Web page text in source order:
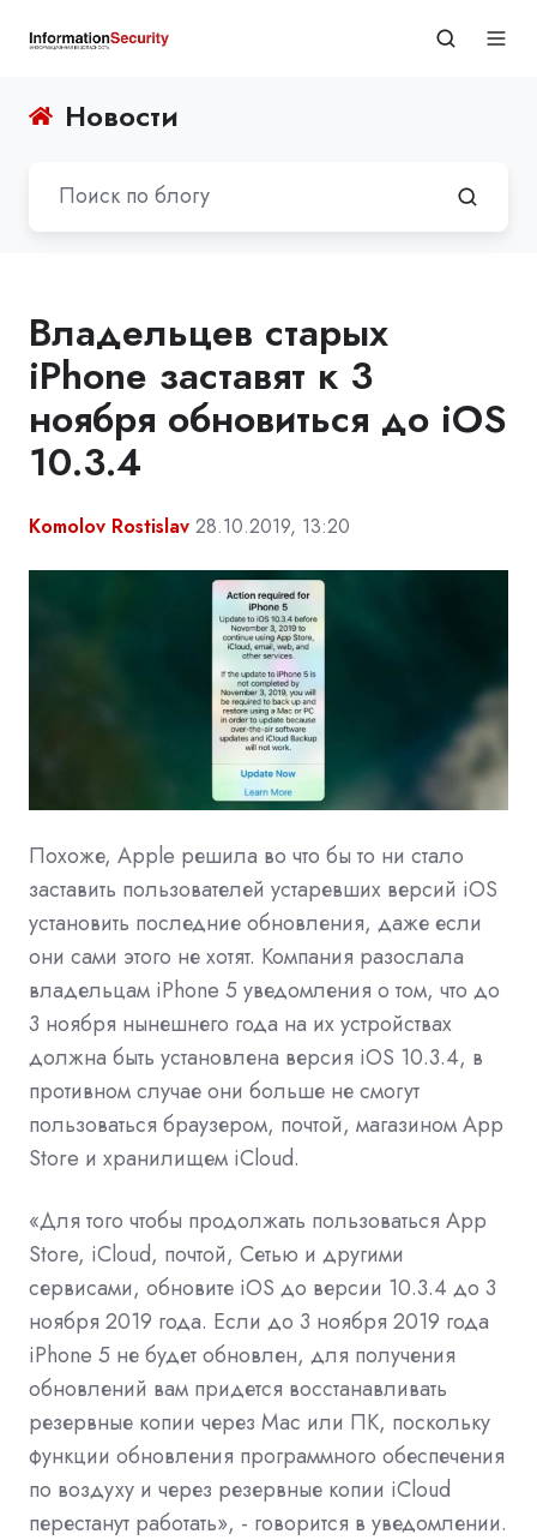
Новости
Владельцев старых
iPhone заставят к 3
ноября обновиться до iOS
10.3.4
Komolov Rostislav 28.10.2019, 13:20
Похоже, Apple решила во что бы то ни стало
заставить пользователей устаревших версий iOS
установить последние обновления, даже если
они сами этого не хотят. Компания разослала
владельцам iPhone 5 уведомления о том, что до
3 ноября нынешнего года на их устройствах
должна быть установлена версия iOS 10.3.4, в
противном случае они больше не смогут
пользоваться браузером, почтой, магазином App
Store и хранилищем iCloud.
«Для того чтобы продолжать пользоваться App
Store, iCloud, почтой, Сетью и другими
сервисами, обновите iOS до версии 10.3.4 до 3
ноября 2019 года. Если до 3 ноября 2019 года
iPhone 5 не будет обновлен, для получения
обновлений вам придется восстанавливать
резервные копии через Mac или ПК, поскольку
функции обновления программного обеспечения
по воздуху и через резервные копии iCloud
перестанут работать», - говорится в уведомлении.